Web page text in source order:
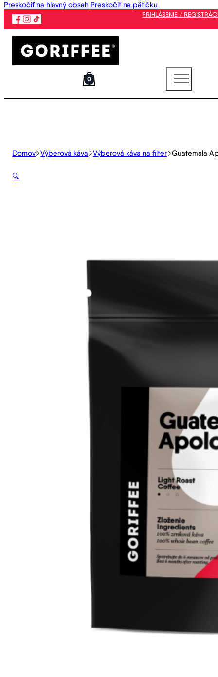
Preskočiť na hlavný obsah Preskočiť na pätičku
PRIHLÁSENIE /
0
Domov Výberová káva Výberová káva na filter Guatemala
🔍